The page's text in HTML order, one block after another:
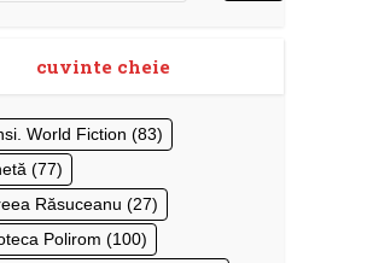
cuvinte cheie
World Fiction (83)
(77)
Răsuceanu (27)
Polirom (100)